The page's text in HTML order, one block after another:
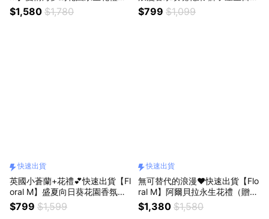
（贈送5ml香氛油）獅子座生日
禮物 開幕喬遷升遷花禮
$1,580 $1,780
樂 情人節花束
$799 $1,099
快速出貨
英國小蒼蘭+花禮💕快速出貨【Fl
oral M】盛夏向日葵花園香氛擴
香花禮盒 獅子座生日禮物
$799 $1,599
快速出貨
無可替代的浪漫❤️快速出貨【Flo
ral M】阿爾貝拉永生花禮（贈送
5ml香氛油）獅子座生日禮物 開
幕喬遷升遷花禮
$1,380 $1,580